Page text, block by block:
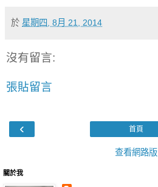
於 星期四, 8月 21, 2014
沒有留言:
張貼留言
‹ 首頁
查看網路版
關於我